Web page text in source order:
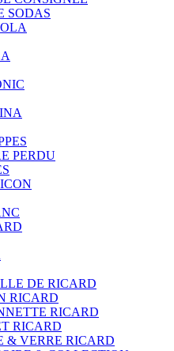
SODAS
PERDU
DE RICARD
RICARD
RICARD
RICARD
& VERRE RICARD